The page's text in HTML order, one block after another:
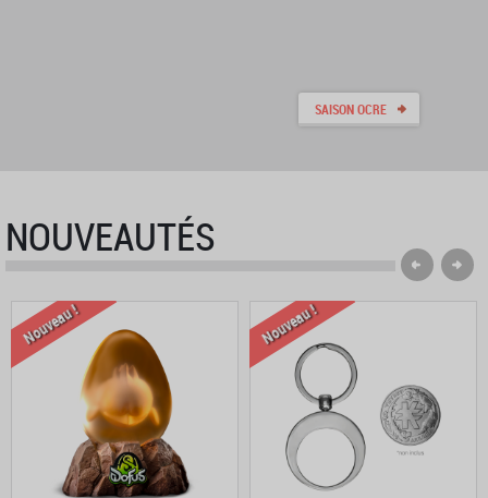
SAISON OCRE
NOUVEAUTÉS
Nouveau ! Nouveau !